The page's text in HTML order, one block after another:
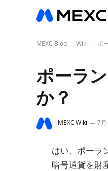
MEXC Blog - Wiki - ポ
ポーラ
か？
MEXC Wiki 7
はい、ポーラ
暗号通貨を財